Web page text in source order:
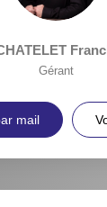
Gérant
mail